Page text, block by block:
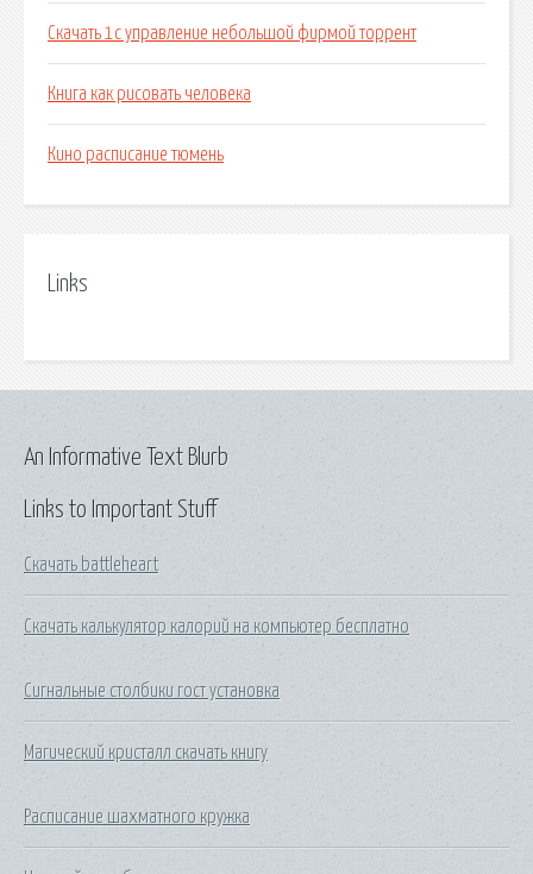
Скачать 1с управление небольшой фирмой торрент
Книга как рисовать человека
Кино расписание тюмень
Links
Links to Important Stuff
Скачать battleheart
Скачать калькулятор калорий на компьютер бесплатно
Сигнальные столбики гост установка
Магический кристалл скачать книгу
Расписание шахматного кружка
An Informative Text Blurb